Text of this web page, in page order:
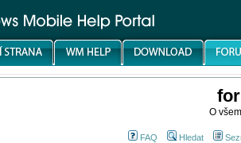
O
FAQ Hledat